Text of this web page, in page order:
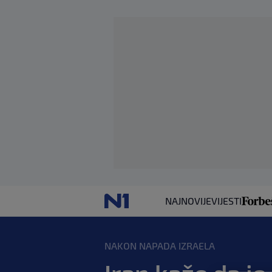
NAJNOVIJEVIJESTI
NAKON NAPADA IZRAELA